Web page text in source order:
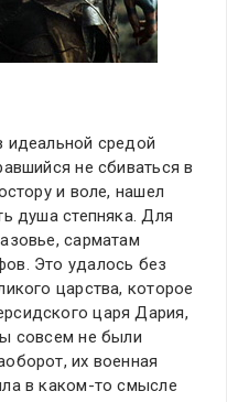
идеальной средой
не сбиваться в
и воле, нашел
душа степняка. Для
сарматам
Это удалось без
царства, которое
царя Дария,
совсем не были
их военная
в каком-то смысле